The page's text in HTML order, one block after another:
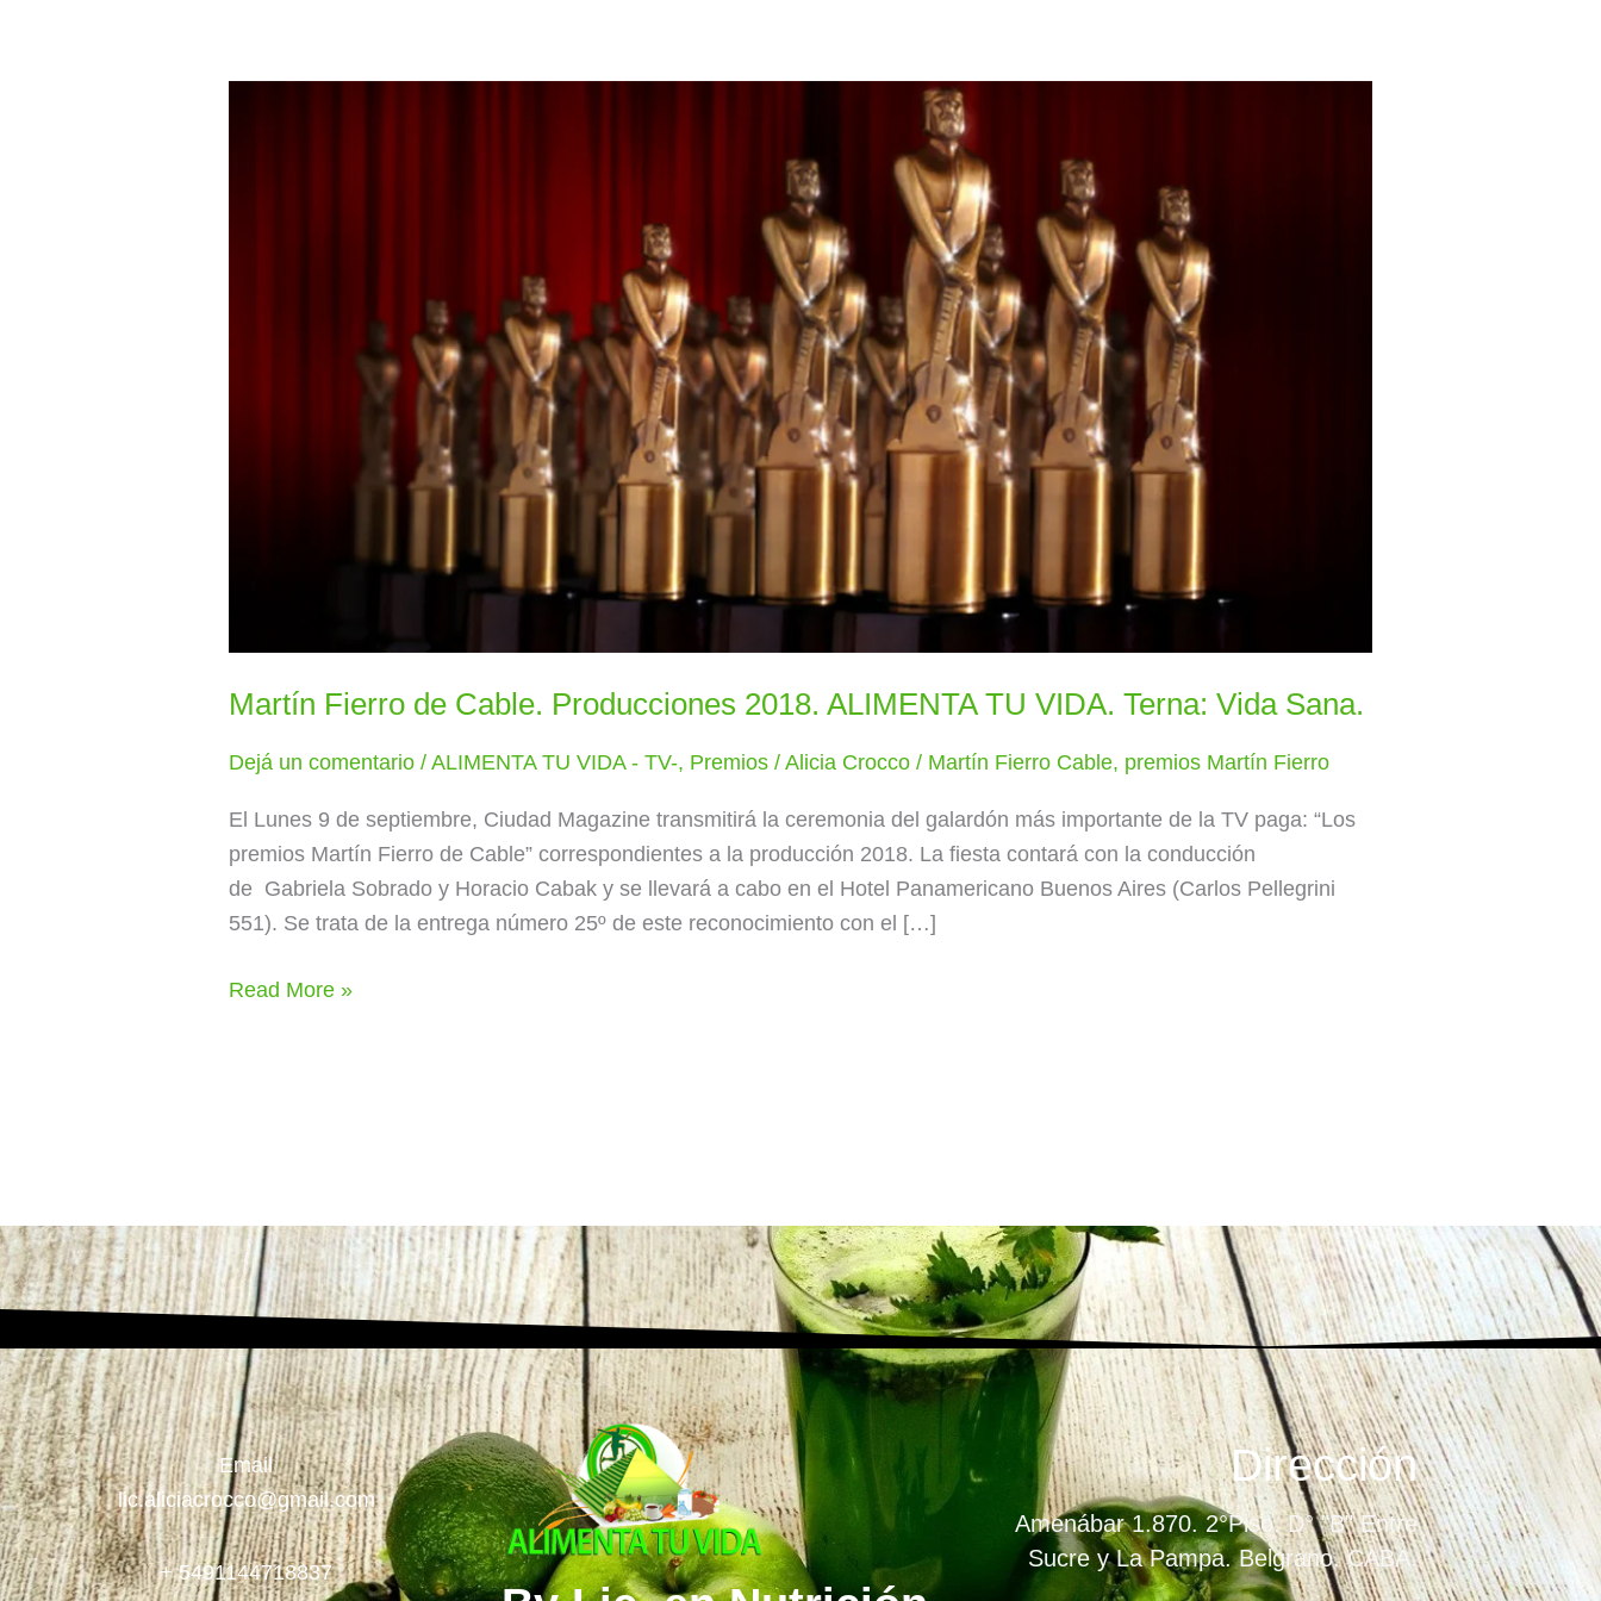
Martín Fierro de Cable. Producciones 2018. ALIMENTA TU VIDA. Terna: Vida Sana.
Dejá un comentario /ALIMENTA TU VIDA - TV-, Premios /Alicia Crocco/ Martín Fierro Cable, premios Martín Fierro
El Lunes 9 de septiembre, Ciudad Magazine transmitirá la ceremonia del galardón más importante de la TV paga: “Los
premios Martín Fierro de Cable” correspondientes a la producción 2018. La fiesta contará con la conducción
de Gabriela Sobrado y Horacio Cabak y se llevará a cabo en el Hotel Panamericano Buenos Aires (Carlos Pellegrini
551). Se trata de la entrega número 25º de este reconocimiento con el […]
Read More »
Email
lic.aliciacrocco@gmail.com
+ 5491144718837
Dirección
Amenábar 1.870. 2°Piso. D° "B" Entre
Sucre y La Pampa. Belgrano. CABA.